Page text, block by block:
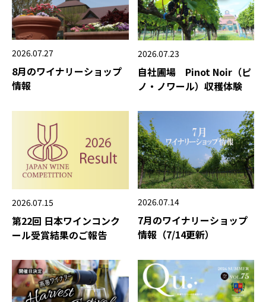
2026.07.27
8月のワイナリーショップ
情報
2026.07.23
自社圃場 Pinot Noir（ピ
ノ・ノワール）収穫体験
2026.07.15
第22回 日本ワインコンク
ール受賞結果のご報告
2026.07.14
7月のワイナリーショップ
情報（7/14更新）